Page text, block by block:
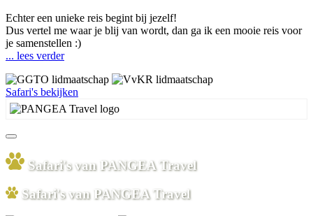
Echter een unieke reis begint bij jezelf!
Dus vertel me waar je blij van wordt, dan ga ik een mooie reis voor
je samenstellen :)
... lees verder
Safari's bekijken
Safari's van PANGEA Travel
Safari's van PANGEA Travel